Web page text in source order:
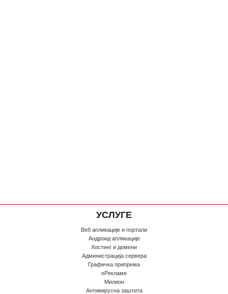
УСЛУГЕ
Веб апликације и портали
Андроид апликације
Хостинг и домени
Администрација сервера
Графичка припрема
еРекламе
Милион
Антивирусна заштита